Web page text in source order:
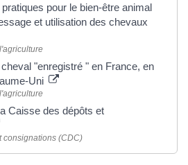
pour le bien-être animal
et utilisation des chevaux
"enregistré " en France, en
Uni
Caisse des dépôts et
consignations (CDC)